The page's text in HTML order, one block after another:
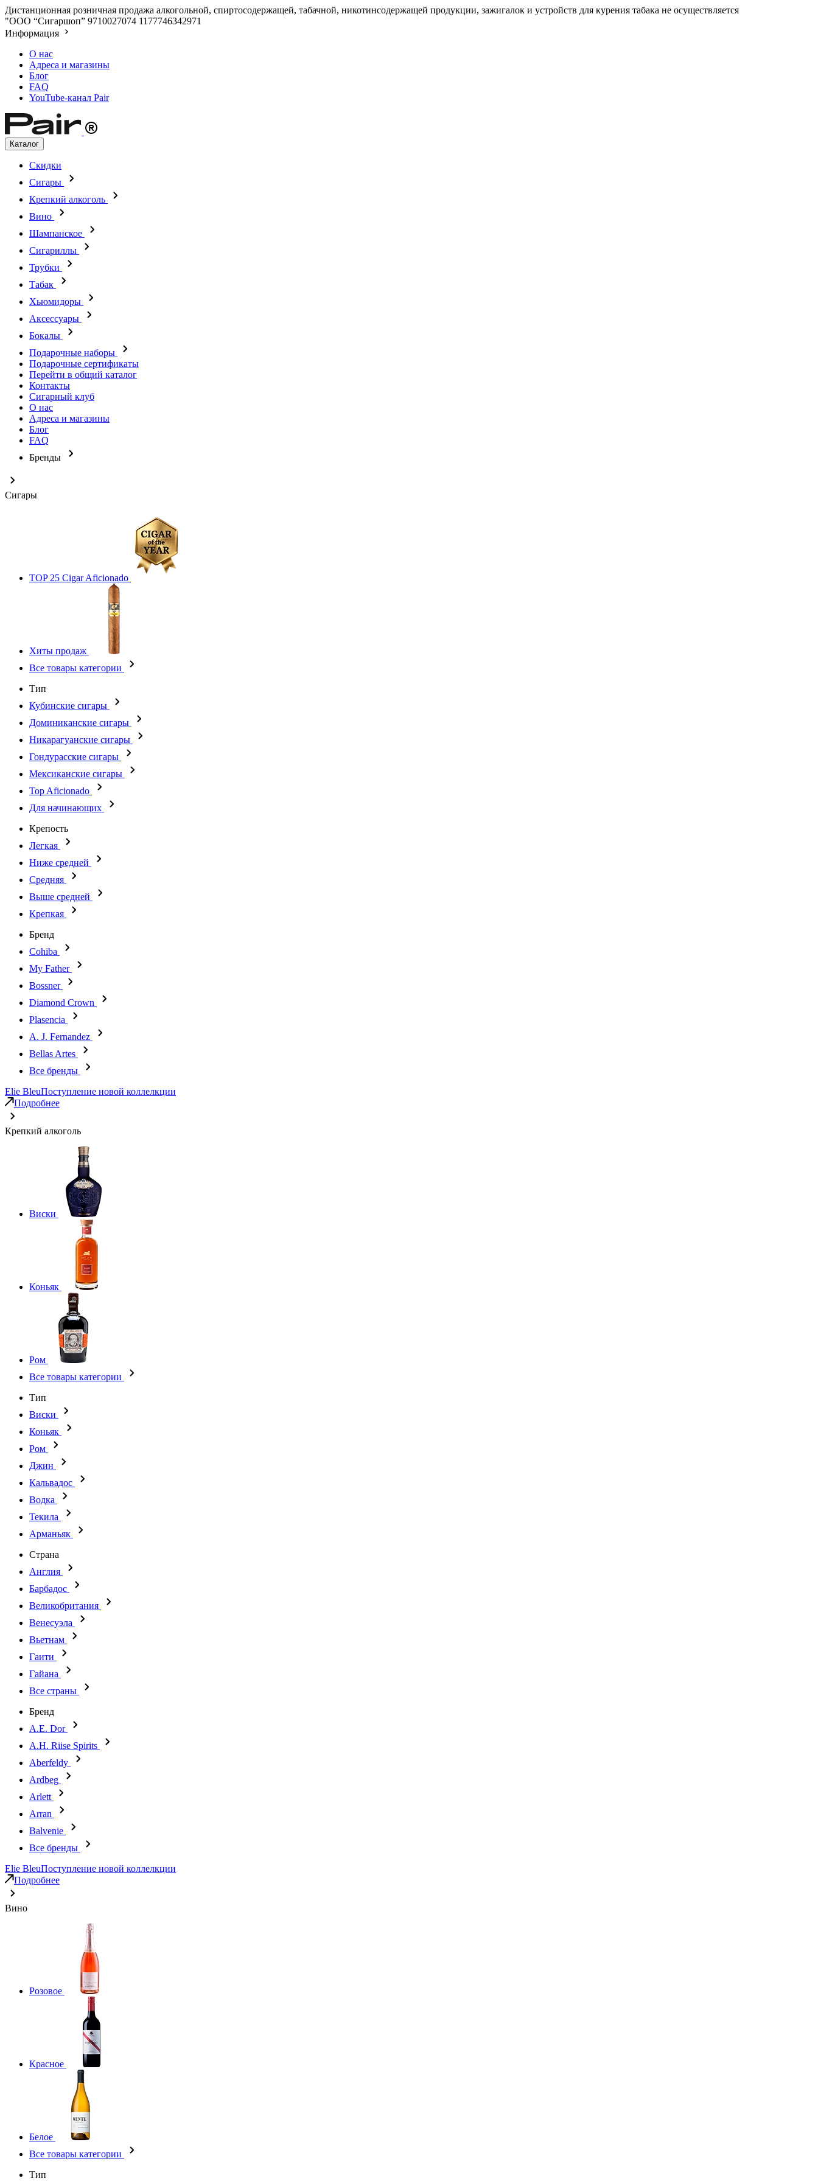
Дистанционная розничная продажа алкогольной, спиртосодержащей, табачной, никотинсодержащей продукции, зажигалок и устройств для курения табака не осуществляется
"ООО “Сигаршоп” 9710027074 1177746342971
Информация
О нас
Адреса и магазины
Блог
FAQ
YouTube-канал Pair
Каталог
Скидки
Сигары
Крепкий алкоголь
Вино
Шампанское
Сигариллы
Трубки
Табак
Хьюмидоры
Аксессуары
Бокалы
Подарочные наборы
Подарочные сертификаты
Перейти в общий каталог
Контакты
Сигарный клуб
О нас
Адреса и магазины
Блог
FAQ
Бренды
Сигары
TOP 25 Cigar Aficionado
Хиты продаж
Все товары категории
Тип
Кубинские сигары
Доминиканские сигары
Никарагуанские сигары
Гондурасские сигары
Мексиканские сигары
Top Aficionado
Для начинающих
Крепость
Легкая
Ниже средней
Средняя
Выше средней
Крепкая
Бренд
Cohiba
My Father
Bossner
Diamond Crown
Plasencia
A. J. Fernandez
Bellas Artes
Все бренды
Elie BleuПоступление новой коллелкции
Подробнее
Крепкий алкоголь
Виски
Коньяк
Ром
Все товары категории
Тип
Виски
Коньяк
Ром
Джин
Кальвадос
Водка
Текила
Арманьяк
Страна
Англия
Барбадос
Великобритания
Венесуэла
Вьетнам
Гаити
Гайана
Все страны
Бренд
A.E. Dor
A.H. Riise Spirits
Aberfeldy
Ardbeg
Arlett
Arran
Balvenie
Все бренды
Elie BleuПоступление новой коллелкции
Подробнее
Вино
Розовое
Красное
Белое
Все товары категории
Тип